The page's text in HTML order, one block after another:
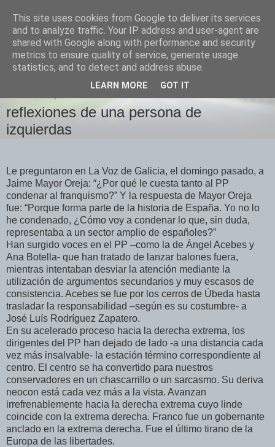
Izquierda Plural
Desde Cuenca para el mundo
reflexiones de una persona de
izquierdas
Le preguntaron en La Voz de Galicia, el domingo pasado, a
Jaime Mayor Oreja: “¿Por qué le cuesta tanto al PP
condenar al franquismo?” Y la respuesta de Mayor Oreja
fue: “Porque forma parte de la historia de España. Yo no lo
he condenado, ¿Cómo voy a condenar lo que, sin duda,
representaba a un sector amplio de españoles?”
Han surgido voces en el PP –como la de Ángel Acebes y
Ana Botella- que han tratado de lanzar balones fuera,
mientras intentaban desviar la atención mediante la
utilización de argumentos secundarios y muy escasos de
consistencia. Acebes se fue por los cerros de Úbeda hasta
trasladar la responsabilidad –según es su costumbre- a
José Luís Rodríguez Zapatero.
En su acelerado proceso hacia la derecha extrema, los
dirigentes del PP han dejado de lado -a una distancia cada
vez más insalvable- la estación término correspondiente al
centro. El centro se ha convertido para nuestros
conservadores en un chascarrillo o un sarcasmo. Su deriva
neocon está cada vez más a la vista. Avanzan
irrefrenablemente hacia la derecha extrema cuyo linde
coincide con la extrema derecha. Franco fue un gobernante
anclado en la extrema derecha. Fue el último tirano de la
Europa de las libertades.
This site uses cookies from Google to deliver its services
and to analyze traffic. Your IP address and user-agent are
shared with Google along with performance and security
metrics to ensure quality of service, generate usage
statistics, and to detect and address abuse.
LEARN MORE GOT IT